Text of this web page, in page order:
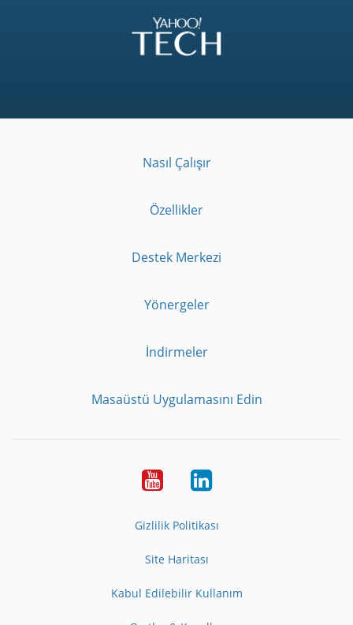
Nasıl Çalışır
Özellikler
Destek Merkezi
Yönergeler
İndirmeler
Masaüstü Uygulamasını Edin
YoutubeLinkedIn
Gizlilik Politikası
Site Haritası
Kabul Edilebilir Kullanım